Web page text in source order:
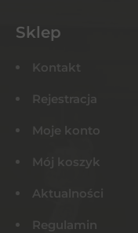
Sklep
Kontakt
Rejestracja
Moje konto
Mój koszyk
Aktualności
Regulamin